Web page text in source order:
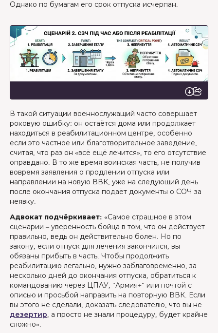
Однако по бумагам его срок отпуска исчерпан.
В такой ситуации военнослужащий часто совершает
роковую ошибку: он остаётся дома или продолжает
находиться в реабилитационном центре, особенно
если это частное или благотворительное заведение,
считая, что раз он «всё ещё лечится», то его отсутствие
оправдано. В то же время воинская часть, не получив
вовремя заявления о продлении отпуска или
направлении на новую ВВК, уже на следующий день
после окончания отпуска подаёт документы о СОЧ за
неявку.
Адвокат подчёркивает: «Самое страшное в этом
сценарии – уверенность бойца в том, что он действует
правильно, ведь он действительно болен. Но по
закону, если отпуск для лечения закончился, вы
обязаны прибыть в часть. Чтобы продолжить
реабилитацию легально, нужно заблаговременно, за
несколько дней до окончания отпуска, обратиться к
командованию через ЦПАУ, "Армия+" или почтой с
описью и просьбой направить на повторную ВВК. Если
вы этого не сделали, доказать следователю, что вы не
дезертир , а просто не знали процедуру, будет крайне
сложно».